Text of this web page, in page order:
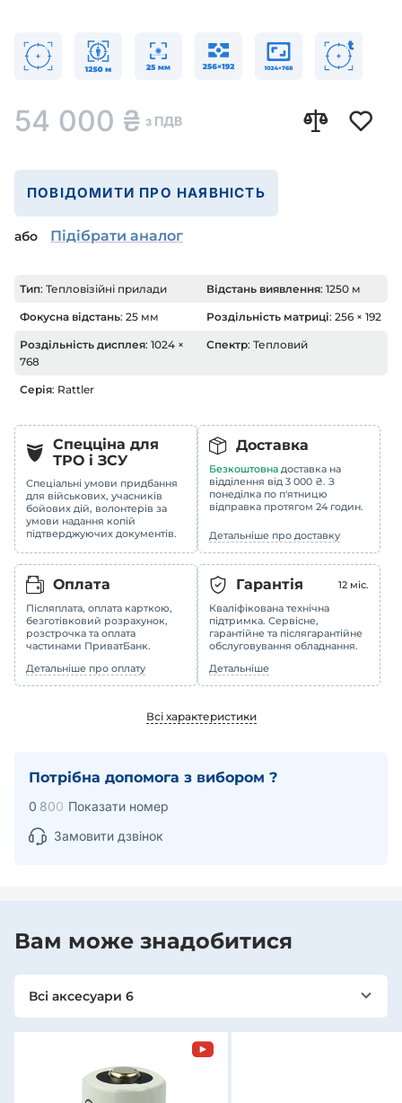
54 000 ₴ з ПДВ
ПОВІДОМИТИ ПРО НАЯВНІСТЬ
або Підібрати аналог
Спецціна для
ТРО i ЗСУ
Спеціальні умови придбання
для військових, учасників
бойових дій, волонтерів за
умови надання копій
підтверджуючих документів.
Доставка
Безкоштовнадоставка на
відділення від 3 000 ₴. З
понеділка по п'ятницю
відправка протягом 24 годин.
Детальніше про доставку
Оплата
Післяплата, оплата карткою,
безготівковий розрахунок,
розстрочка та оплата
частинами ПриватБанк.
Детальніше про оплату
Гарантія 12 міс.
Кваліфікована технічна
підтримка. Сервісне,
гарантійне та післягарантійне
обслуговування обладнання.
Детальніше
Тип: Тепловізійні прилади Відстань виявлення: 1250 м
Фокусна відстань: 25 мм Роздільність матриці: 256 × 192
Роздільність дисплея: 1024 ×
768
Спектр: Тепловий
Серія: Rattler
Всі характеристики
Потрібна допомога з вибором ?
0 800 Показати номер
Замовити дзвінок
Вам може знадобитися
Всі аксесуари 6